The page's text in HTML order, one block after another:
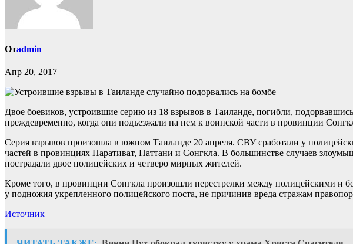
Отadmin
Апр 20, 2017
Двое боевиков, устроившие серию из 18 взрывов в Таиланде, погибли,
преждевременно, когда они подъезжали на нем к воинской части в провинции
Серия взрывов произошла в южном Таиланде 20 апреля. СВУ сработали у
частей в провинциях Наративат, Паттани и Сонгкла. В большинстве случаев
пострадали двое полицейских и четверо мирных жителей.
Кроме того, в провинции Сонгкла произошли перестрелки между полицейскими и
у подножия укрепленного полицейского поста, не причинив вреда стражам
Источник